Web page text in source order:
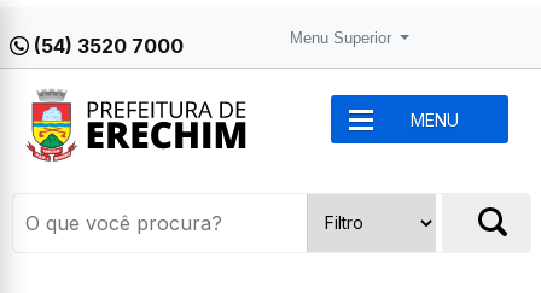
(54) 3520 7000 Menu Superior
MENU